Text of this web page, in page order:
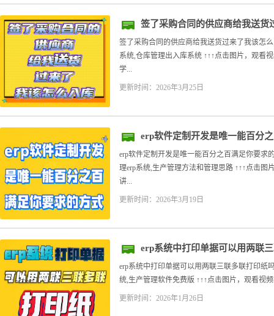
签了采购合同的供应商给我送货
签了采购合同的供应商给我送货过来了我该怎
系统,仓库管理出入库系统 ↑↑↑点击图片，观看
学...
更新时间：2026年3月25日
erp软件定制开发是唯一能百分
erp软件定制开发是唯一能百分之百满足你要求
理erp系统,生产管理方法和管理思路 ↑↑↑点击
讲...
更新时间：2026年3月19日
erp系统中打印单据可以用两联
erp系统中打印单据可以用两联三联多联打印纸
统,生产管理软件免费版 ↑↑↑点击图片，观看视
更新时间：2026年1月26日